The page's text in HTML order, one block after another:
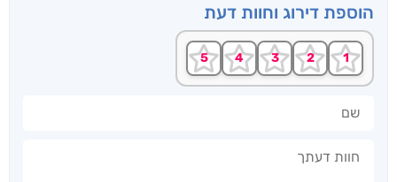
הוספת דירוג וחוות דעת